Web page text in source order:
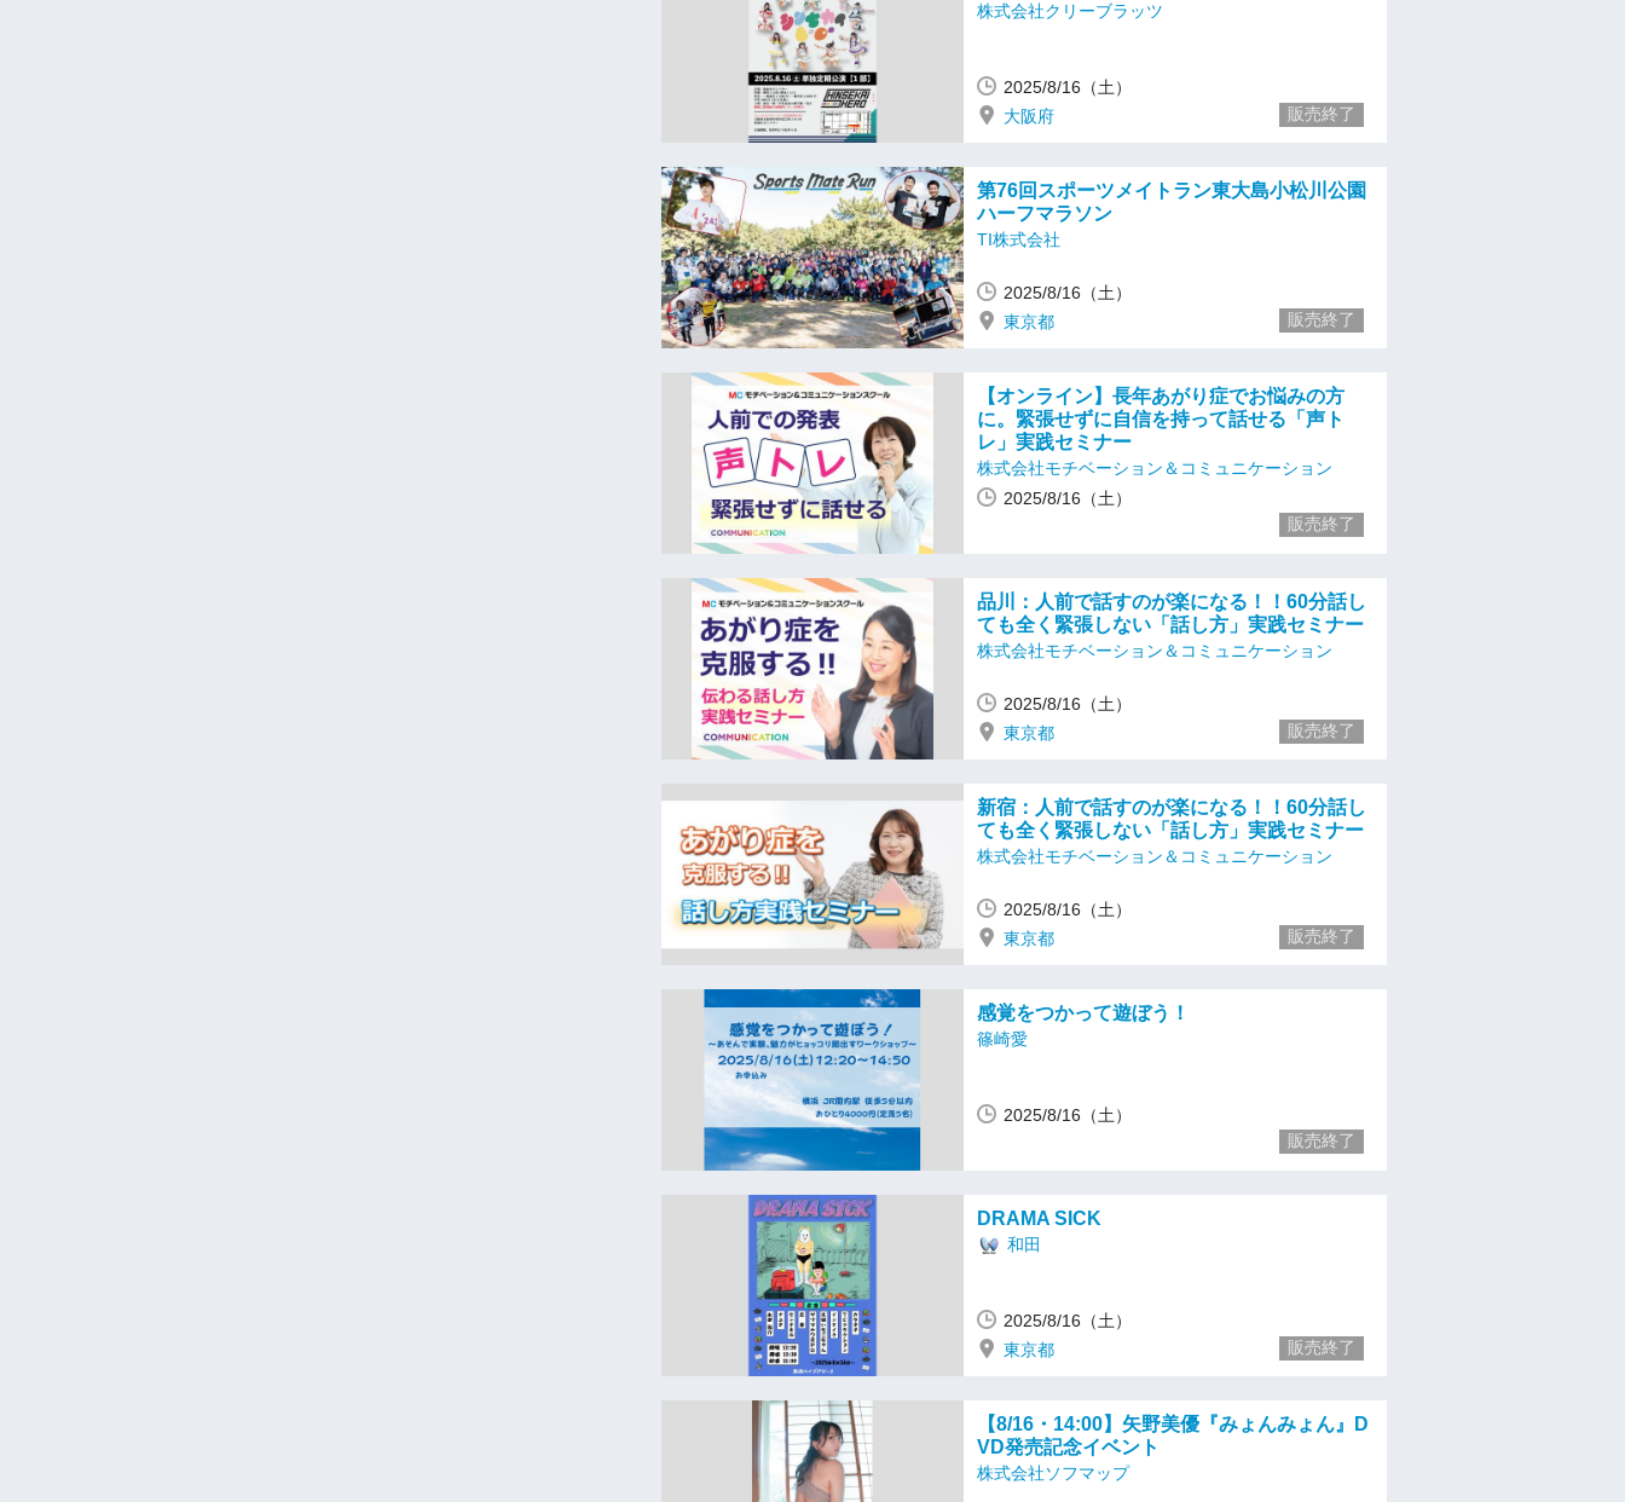
株式会社クリーブラッツ
2025/8/16（土）
大阪府
販売終了
第76回スポーツメイトラン東大島小松川公園
ハーフマラソン
TI株式会社
2025/8/16（土）
東京都
販売終了
【オンライン】長年あがり症でお悩みの方
に。緊張せずに自信を持って話せる「声ト
レ」実践セミナー
株式会社モチベーション＆コミュニケーション
2025/8/16（土）
販売終了
品川：人前で話すのが楽になる！！60分話し
ても全く緊張しない「話し方」実践セミナー
株式会社モチベーション＆コミュニケーション
2025/8/16（土）
東京都
販売終了
新宿：人前で話すのが楽になる！！60分話し
ても全く緊張しない「話し方」実践セミナー
株式会社モチベーション＆コミュニケーション
2025/8/16（土）
東京都
販売終了
感覚をつかって遊ぼう！
篠崎愛
2025/8/16（土）
販売終了
DRAMA SICK
和田
2025/8/16（土）
東京都
販売終了
【8/16・14:00】矢野美優『みょんみょん』D
VD発売記念イベント
株式会社ソフマップ